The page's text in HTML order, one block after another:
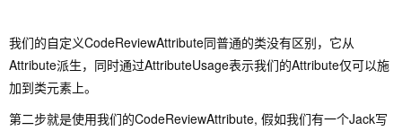
我们的自定义CodeReviewAttribute同普通的类没有区别，它从
Attribute派生，同时通过AttributeUsage表示我们的Attribute仅可以施
加到类元素上。
第二步就是使用我们的CodeReviewAttribute, 假如我们有一个Jack写